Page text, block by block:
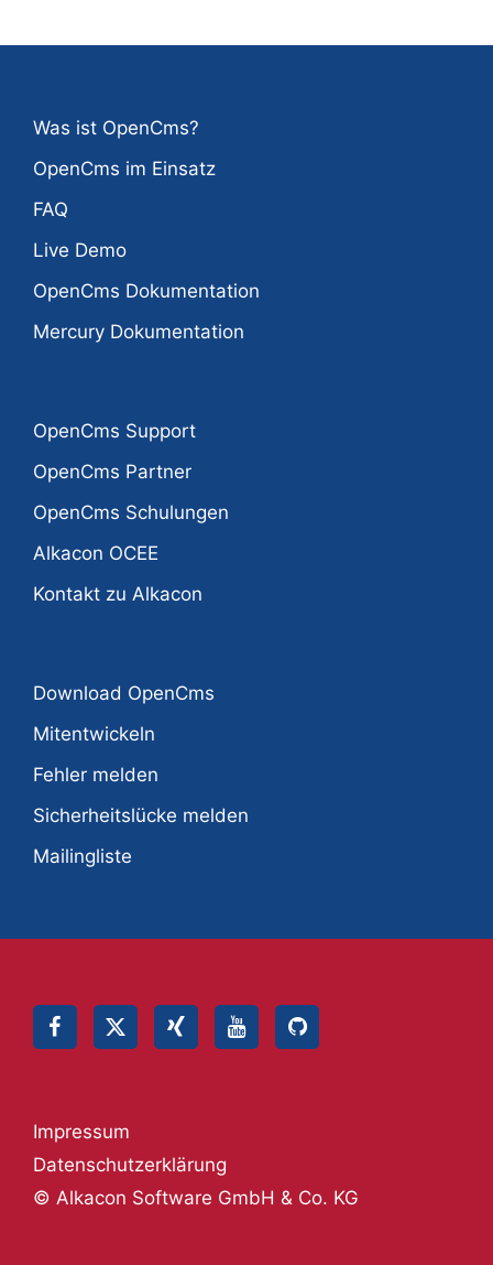
Was ist OpenCms?
OpenCms im Einsatz
FAQ
Live Demo
OpenCms Dokumentation
Mercury Dokumentation
OpenCms Support
OpenCms Partner
OpenCms Schulungen
Alkacon OCEE
Kontakt zu Alkacon
Download OpenCms
Mitentwickeln
Fehler melden
Sicherheitslücke melden
Mailingliste
© Alkacon Software GmbH & Co. KG
Datenschutzerklärung
Impressum